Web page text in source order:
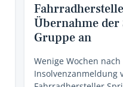
Übernahme der
Gruppe an
Wenige Wochen
Insolvenzanmeldung